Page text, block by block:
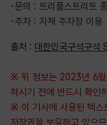
-문의 : 트리플스트리
-주차 : 자체 주차장 이용
출처 : 대한민국구석구석
※ 위 정보는 2023년 6월
하시기 전에 반드시 확인
※ 이 기사에 사용된 텍스
저작권을 보유하고 있으